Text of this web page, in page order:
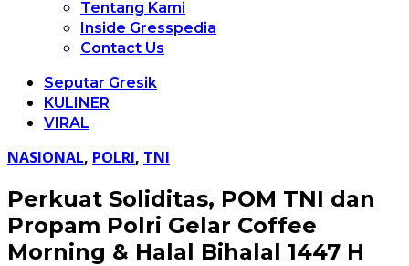
Tentang Kami
Inside Gresspedia
Contact Us
Seputar Gresik
KULINER
VIRAL
NASIONAL, POLRI, TNI
Perkuat Soliditas, POM TNI dan
Propam Polri Gelar Coffee
Morning & Halal Bihalal 1447 H